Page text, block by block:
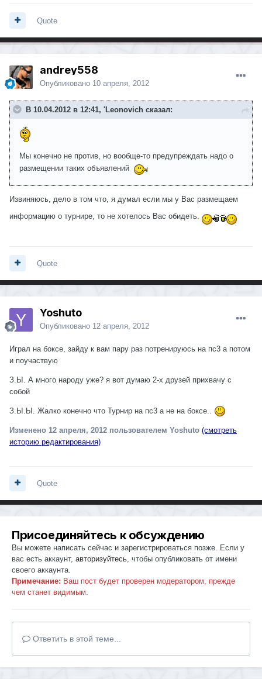
Quote
andrey558
Опубликовано 10 апреля, 2012
В 10.04.2012 в 12:41, 'Leonovich сказал:
Мы конечно не против, но вообще-то предупреждать надо о
размещении таких объявлений
Извиняюсь, дело в том что, я думал если мы у Вас размещаем
информацию о турнире, то не хотелось Вас обидеть.
Quote
Yoshuto
Опубликовано 12 апреля, 2012
Играл на боксе, зайду к вам пару раз потренируюсь на пс3 а потом
и поучаствую
З.Ы. А много народу уже? я вот думаю 2-х друзей прихвачу с
собой
З.Ы.Ы. Жалко конечно что Турнир на пс3 а не на боксе..
Изменено 12 апреля, 2012 пользователем Yoshuto (смотреть
историю редактирования)
Quote
Присоединяйтесь к обсуждению
Вы можете написать сейчас и зарегистрироваться позже. Если у
вас есть аккаунт, авторизуйтесь , чтобы опубликовать от имени
своего аккаунта.
Примечание: Ваш пост будет проверен модератором, прежде
чем станет видимым.
Ответить в этой теме...